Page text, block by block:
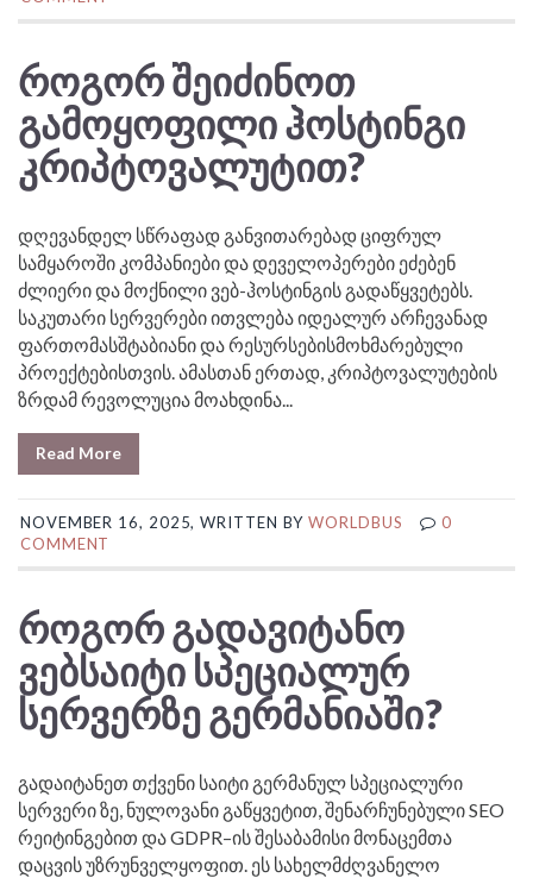
ᲠᲝᲒᲝᲠ ᲨᲔᲘᲫᲘᲜᲝᲗ
ᲒᲐᲛᲝᲧᲝᲤᲘᲚᲘ ᲰᲝᲡᲢᲘᲜᲒᲘ
ᲙᲠᲘᲞᲢᲝᲕᲐᲚᲣᲢᲘᲗ?
დღევანდელ სწრაფად განვითარებად ციფრულ
სამყაროში კომპანიები და დეველოპერები ეძებენ
ძლიერი და მოქნილი ვებ-ჰოსტინგის გადაწყვეტებს.
საკუთარი სერვერები ითვლება იდეალურ არჩევანად
ფართომასშტაბიანი და რესურსებისმოხმარებული
პროექტებისთვის. ამასთან ერთად, კრიპტოვალუტების
ზრდამ რევოლუცია მოახდინა...
Read More
NOVEMBER 16, 2025, WRITTEN BYWORLDBUS
0
COMMENT
ᲠᲝᲒᲝᲠ ᲒᲐᲓᲐᲕᲘᲢᲐᲜᲝ
ᲕᲔᲑᲡᲐᲘᲢᲘ ᲡᲞᲔᲪᲘᲐᲚᲣᲠ
ᲡᲔᲠᲕᲔᲠᲖᲔ ᲒᲔᲠᲛᲐᲜᲘᲐᲨᲘ?
გადაიტანეთ თქვენი საიტი გერმანულ სპეციალური
სერვერი ზე, ნულოვანი გაწყვეტით, შენარჩუნებული SEO
რეიტინგებით და GDPR–ის შესაბამისი მონაცემთა
დაცვის უზრუნველყოფით. ეს სახელმძღვანელო